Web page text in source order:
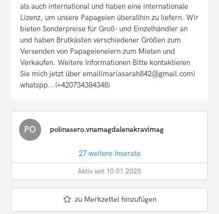
als auch international und haben eine internationale
Lizenz, um unsere Papageien überallhin zu liefern. Wir
bieten Sonderpreise für Groß- und Einzelhändler an
und haben Brutkästen verschiedener Größen zum
Versenden von Papageieneiern zum Mieten und
Verkaufen. Weitere Informationen Bitte kontaktieren
Sie mich jetzt über email(mariasarah842@gmail.com)
whatspp...(+420734384348)
PO polinasero.vnamagdalenakravimag
27 weitere Inserate
Aktiv seit 10.01.2025
zu Merkzettel hinzufügen